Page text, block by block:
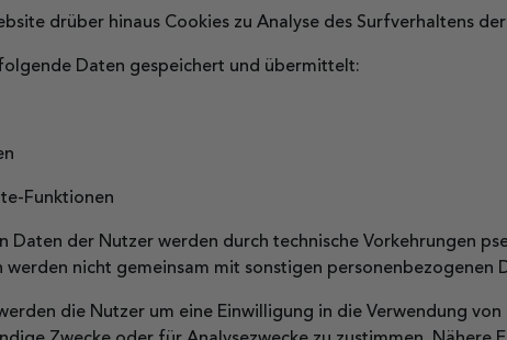
drüber hinaus Cookies zu Analyse des Surfverhaltens
Daten gespeichert und übermittelt:
Funktionen
Daten der Nutzer werden durch technische Vorkehrungen
nicht gemeinsam mit sonstigen personenbezogenen
die Nutzer um eine Einwilligung in die Verwendung